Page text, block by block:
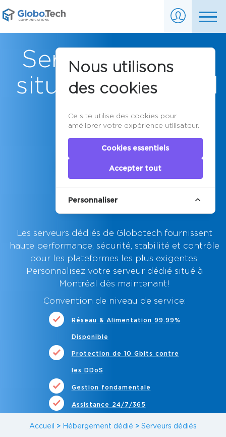
Serveurs dédiés
situés à Montréal
Les serveurs dédiés de Globotech fournissent
haute performance, sécurité, stabilité et contrôle
pour les plateformes les plus exigentes.
Personnalisez votre serveur dédié situé à
Montréal dès maintenant!
Convention de niveau de service:
Réseau & Alimentation 99.99%
Disponible
Protection de 10 Gbits contre
les DDoS
Gestion fondamentale
Assistance 24/7/365
Accueil > Hébergement dédié > Serveurs dédiés
Nous utilisons
des cookies
Ce site utilise des cookies pour
améliorer votre expérience utilisateur.
Cookies essentiels
Accepter tout
Personnaliser